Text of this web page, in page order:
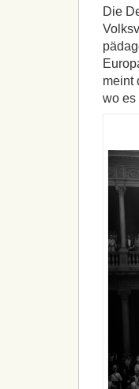
Die
meint
wo es